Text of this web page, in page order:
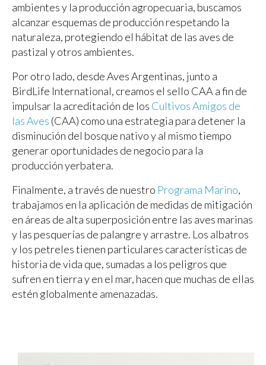
ambientes y la producción agropecuaria, buscamos
alcanzar esquemas de producción respetando la
naturaleza, protegiendo el hábitat de las aves de
pastizal y otros ambientes.
Por otro lado, desde Aves Argentinas, junto a
BirdLife International, creamos el sello CAA a fin de
impulsar la acreditación de los Cultivos Amigos de
las Aves (CAA) como una estrategia para detener la
disminución del bosque nativo y al mismo tiempo
generar oportunidades de negocio para la
producción yerbatera.
Finalmente, a través de nuestro Programa Marino,
trabajamos en la aplicación de medidas de mitigación
en áreas de alta superposición entre las aves marinas
y las pesquerías de palangre y arrastre. Los albatros
y los petreles tienen particulares características de
historia de vida que, sumadas a los peligros que
sufren en tierra y en el mar, hacen que muchas de ellas
estén globalmente amenazadas.